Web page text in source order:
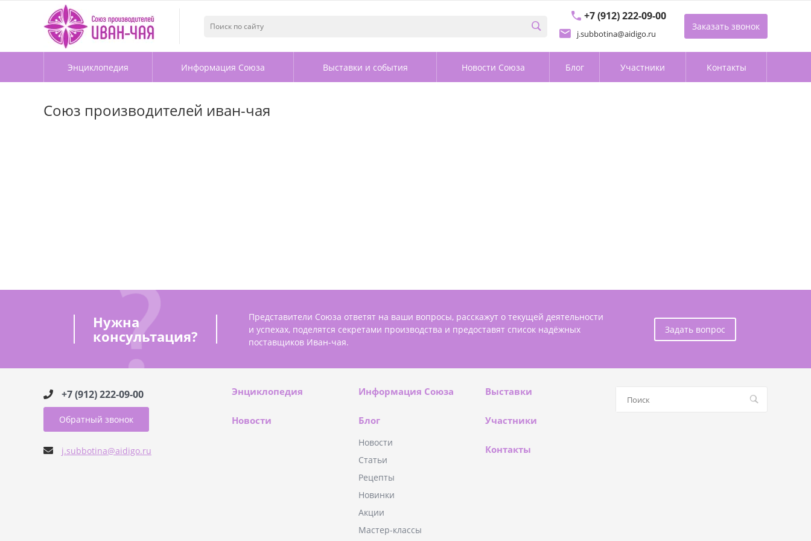
+7 (912) 222-09-00
j.subbotina@aidigo.ru
Заказать звонок
Энциклопедия Информация Союза Выставки и события Новости Союза Блог Участники Контакты
Союз производителей иван-чая
Нужна
консультация?
Представители Союза ответят на ваши вопросы, расскажут о текущей деятельности
и успехах, поделятся секретами производства и предоставят список надёжных
поставщиков Иван-чая.
Задать вопрос
+7 (912) 222-09-00
Обратный звонок
j.subbotina@aidigo.ru
Энциклопедия Информация Союза Выставки
Новости Блог
Новости
Статьи
Рецепты
Новинки
Акции
Мастер-классы
Участники
Контакты